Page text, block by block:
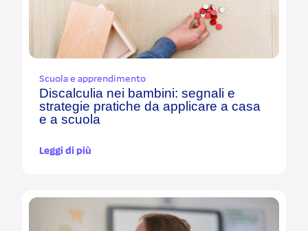
Scuola e apprendimento
Discalculia nei bambini: segnali e
strategie pratiche da applicare a casa
e a scuola
Leggi di più